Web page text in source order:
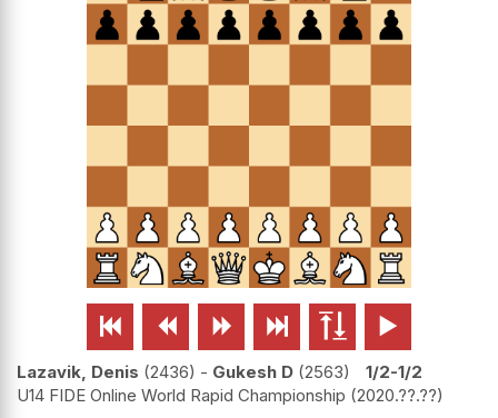
     
Lazavik, Denis 2436 - Gukesh D 2563
1/2-1/2
U14 FIDE Online World Rapid Championship 2020.??.??